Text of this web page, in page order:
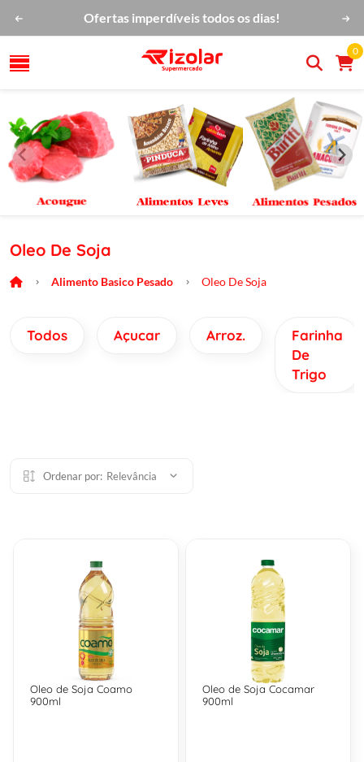
Ofertas imperdíveis todos os dias!
0
Oleo De Soja
Alimento Basico Pesado Oleo De Soja
Todos Açucar Arroz.
Farinha
De
Trigo
Ordenar por: Relevância
Oleo de Soja Coamo
900ml
Oleo de Soja Cocamar
900ml